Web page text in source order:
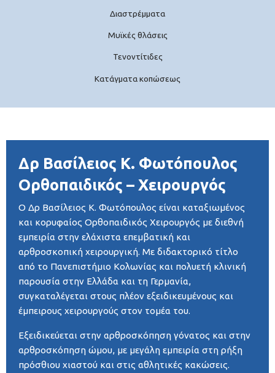
Διαστρέμματα
Μυϊκές θλάσεις
Τενοντίτιδες
Κατάγματα κοπώσεως
Δρ Βασίλειος Κ. Φωτόπουλος
Ορθοπαιδικός – Χειρουργός
Ο Δρ Βασίλειος Κ. Φωτόπουλος είναι καταξιωμένος
και κορυφαίος Ορθοπαιδικός Χειρουργός με διεθνή
εμπειρία στην ελάχιστα επεμβατική και
αρθροσκοπική χειρουργική. Με διδακτορικό τίτλο
από το Πανεπιστήμιο Κολωνίας και πολυετή κλινική
παρουσία στην Ελλάδα και τη Γερμανία,
συγκαταλέγεται στους πλέον εξειδικευμένους και
έμπειρους χειρουργούς στον τομέα του.
Εξειδικεύεται στην αρθροσκόπηση γόνατος και στην
αρθροσκόπηση ώμου, με μεγάλη εμπειρία στη ρήξη
πρόσθιου χιαστού και στις αθλητικές κακώσεις.